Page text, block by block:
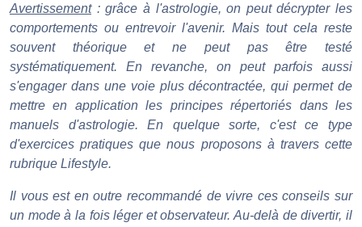
Avertissement: grâce à l'astrologie, on peut décrypter les
comportements ou entrevoir l'avenir. Mais tout cela reste
souvent théorique et ne peut pas être testé
systématiquement. En revanche, on peut parfois aussi
s'engager dans une voie plus décontractée, qui permet de
mettre en application les principes répertoriés dans les
manuels d'astrologie. En quelque sorte, c'est ce type
d'exercices pratiques que nous proposons à travers cette
rubrique Lifestyle.
Il vous est en outre recommandé de vivre ces conseils sur
un mode à la fois léger et observateur. Au-delà de divertir, il